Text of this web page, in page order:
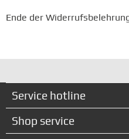
Ende der
Service hotline
Shop service